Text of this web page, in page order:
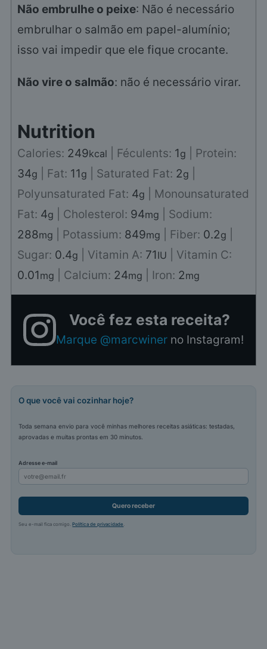
Não embrulhe o peixe: Não é necessário
embrulhar o salmão em papel-alumínio;
isso vai impedir que ele fique crocante.
Não vire o salmão: não é necessário virar.
Nutrition
Calories: 249kcal Féculents: 1g
Protein:
34g Fat: 11g Saturated Fat: 2g
Polyunsaturated Fat: 4g
Monounsaturated
Fat: 4g Cholesterol: 94mg
Sodium:
288mg Potassium: 849mg Fiber: 0.2g
Sugar: 0.4g Vitamin A: 71IU
Vitamin C:
0.01mg Calcium: 24mg Iron: 2mg
Você fez esta receita?
Marque @marcwinerno Instagram!
O que você vai cozinhar hoje?
Toda semana envio para você minhas melhores receitas asiáticas: testadas,
aprovadas e muitas prontas em 30 minutos.
Adresse e-mail
Quero receber
Seu e-mail fica comigo.Política de privacidade